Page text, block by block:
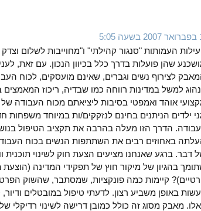
העמותות "סנגור קהילתי" ו"מחוייבות לשלום
שהן פועלות בדרך כלל בכיוון הנכון. עם זאת,
לצירוף נשים וגברים, שאינם מועסקים, לכוח
למשל במדינות רווחה כמו שבדיה, ריכוז
אוהד ואמפטי בסיבות ליציאתם מכוח העבודה של
ילדים הניתנים בחינם לנזקקים/ות במיוחד משפחות
הדרך הזו מעלה בהרבה את תקציב הטיפול
באחוזים רבים את השתתפות הנשים בכוח
דבר. ברגע שאנחנו מציעים הצעת חוק לשינוי תוכנית
בהגיון של מיקור חוץ של תפקידי המדינה (הוצעת
קיימות כמה פונקציות, שמסתבר, שהשוק הפרטי
באופן משביע רצון. לדעתי טיפול במובטלים
מאבק מסוג זה כולל כמובן דרישה לשינוי רדיקלי